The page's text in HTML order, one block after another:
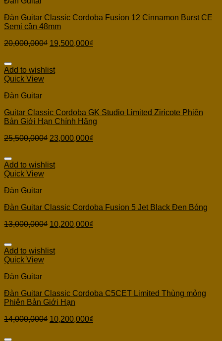
Đàn Guitar Classic Cordoba Fusion 12 Cinnamon Burst CE
Semi cần 48mm
20,000,000₫ 19,500,000₫
Add to wishlist
Quick View
Đàn Guitar
Guitar Classic Cordoba GK Studio Limited Ziricote Phiên
Bản Giới Hạn Chính Hãng
25,500,000₫ 23,000,000₫
Add to wishlist
Quick View
Đàn Guitar
Đàn Guitar Classic Cordoba Fusion 5 Jet Black Đen Bóng
13,000,000₫ 10,200,000₫
Add to wishlist
Quick View
Đàn Guitar
Đàn Guitar Classic Cordoba C5CET Limited Thùng mỏng
Phiên Bản Giới Hạn
14,000,000₫ 10,200,000₫